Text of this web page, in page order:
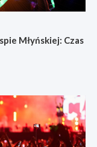
Młyńskiej: Czas